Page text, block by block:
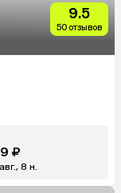
9.5
50 отзывов
₽
8 н.